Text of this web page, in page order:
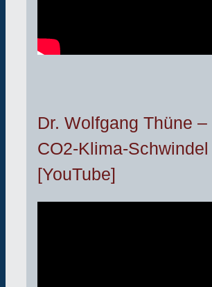
Dr. Wolfgang Thüne –
CO2-Klima-Schwindel
[YouTube]